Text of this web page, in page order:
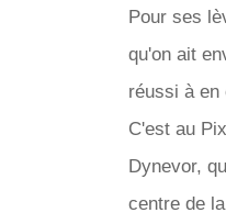
Pour ses
qu'on ait
réussi à en
C'est au
Dynevor,
centre de